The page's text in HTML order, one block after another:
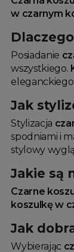
w czarnym
Posiadanie
wszystkiego.
Jak
Stylizacja
spodniami i
stylowy
Jakie są
Czarne
koszulkę w
Jak
Wybierając